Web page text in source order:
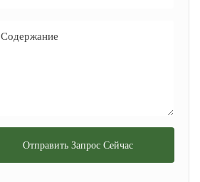
Содержание
Отправить Запрос Сейчас